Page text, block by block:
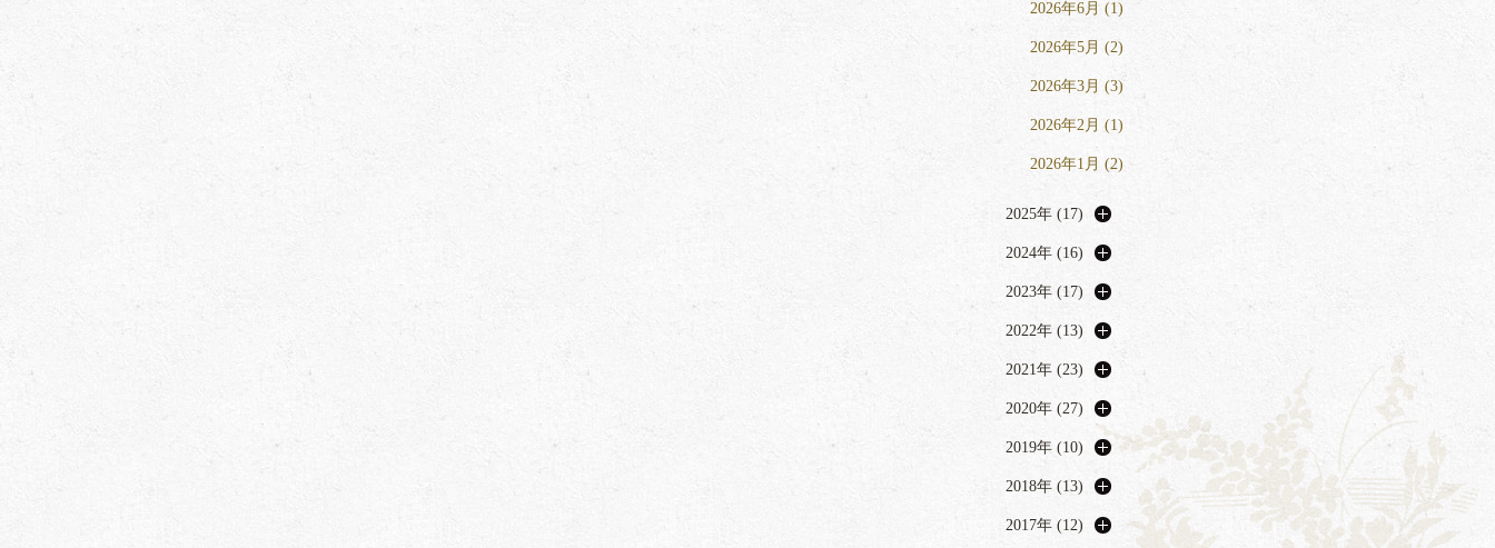
2026年6月 (1)
2026年5月 (2)
2026年3月 (3)
2026年2月 (1)
2026年1月 (2)
2025年 (17)
2024年 (16)
2023年 (17)
2022年 (13)
2021年 (23)
2020年 (27)
2019年 (10)
2018年 (13)
2017年 (12)